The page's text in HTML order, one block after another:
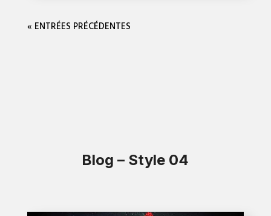
« ENTRÉES PRÉCÉDENTES
Blog – Style 04